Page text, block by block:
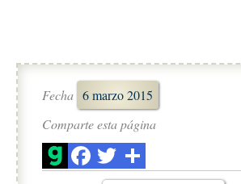
Fecha 6 marzo 2015
Comparte esta página